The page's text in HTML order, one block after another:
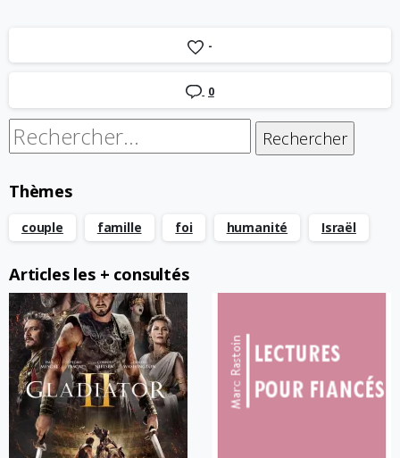
-
0
Rechercher :
Thèmes
couple famille foi humanité Israël
Articles les + consultés